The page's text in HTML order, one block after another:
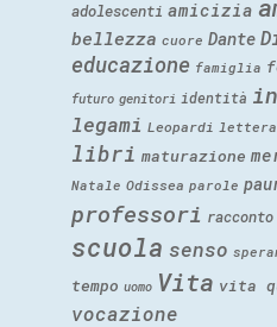
adolescenti amicizia
bellezza cuore Dante
educazione famiglia
futuro genitori identità
legami Leopardi
libri maturazione
Natale Odissea parole
professori racconto
scuola senso
tempo uomo Vita vita
vocazione